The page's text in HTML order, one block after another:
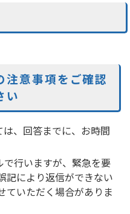
注意事項をご確認
い
、回答までに、お時間
で行いますが、緊急を要
記により返信ができない
ていただく場合がありま